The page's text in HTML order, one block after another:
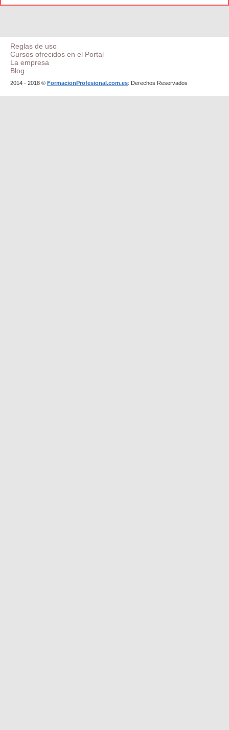
Reglas de uso
Cursos ofrecidos en el Portal
La empresa
Blog
2014 - 2018 © FormacionProfesional.com.es: Derechos Reservados